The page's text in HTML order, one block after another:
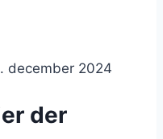
december 2024
der